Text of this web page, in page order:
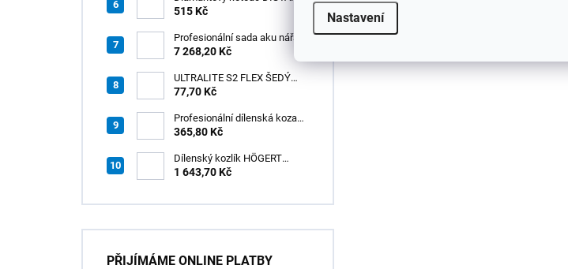
Nastavení
GREEN CUT
Z60
515 Kč
Profesionální sada aku nářadí
3v1 20V HÖGERT
7 268,20 Kč
ULTRALITE S2 FLEX ŠEDÝ
/15kg
77,70 Kč
Profesionální dílenská koza
HÖGERT HT7G550
365,80 Kč
Dílenský kozlík HÖGERT
HT7G551
1 643,70 Kč
PŘIJÍMÁME ONLINE PLATBY